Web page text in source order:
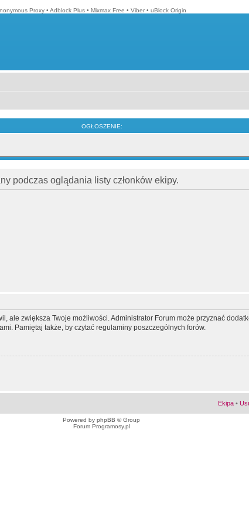
Proxy • Adblock Plus • Mixmax Free • Viber • uBlock Origin
OGŁOSZENIE:
podczas oglądania listy członków ekipy.
ale zwiększa Twoje możliwości. Administrator Forum może przyznać
Pamiętaj także, by czytać regulaminy poszczególnych forów.
Ekipa •
Powered by phpBB © Group
Forum Programosy.pl